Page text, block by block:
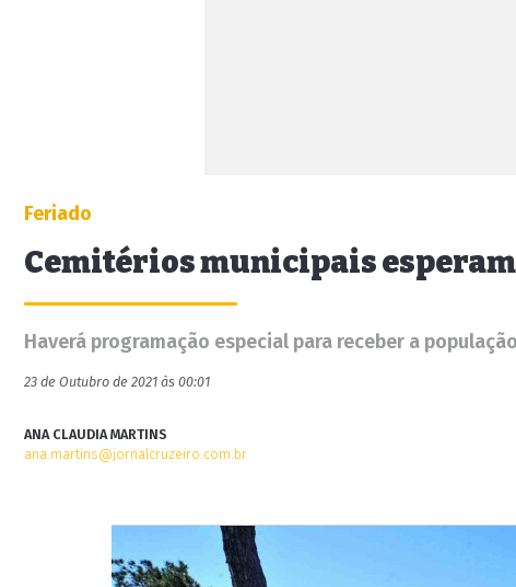
Feriado
Cemitérios municipais
Haverá programação especial para receber a
23 de Outubro de 2021 às 00:01
ANA CLAUDIA MARTINS
ana.martins@jornalcruzeiro.com.br